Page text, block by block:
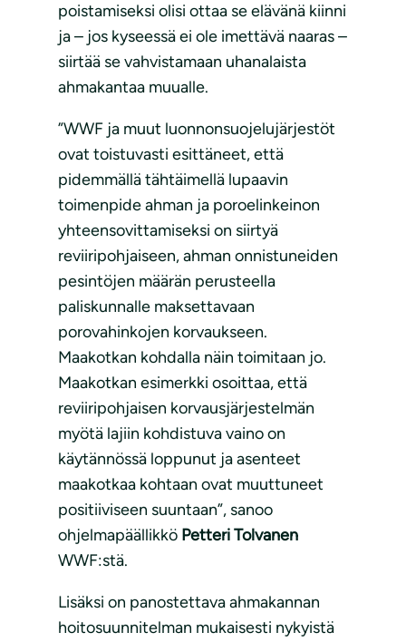
poistamiseksi olisi ottaa se elävänä kiinni
ja – jos kyseessä ei ole imettävä naaras –
siirtää se vahvistamaan uhanalaista
ahmakantaa muualle.
”WWF ja muut luonnonsuojelujärjestöt
ovat toistuvasti esittäneet, että
pidemmällä tähtäimellä lupaavin
toimenpide ahman ja poroelinkeinon
yhteensovittamiseksi on siirtyä
reviiripohjaiseen, ahman onnistuneiden
pesintöjen määrän perusteella
paliskunnalle maksettavaan
porovahinkojen korvaukseen.
Maakotkan kohdalla näin toimitaan jo.
Maakotkan esimerkki osoittaa, että
reviiripohjaisen korvausjärjestelmän
myötä lajiin kohdistuva vaino on
käytännössä loppunut ja asenteet
maakotkaa kohtaan ovat muuttuneet
positiiviseen suuntaan”, sanoo
ohjelmapäällikkö Petteri Tolvanen
WWF:stä.
Lisäksi on panostettava ahmakannan
hoitosuunnitelman mukaisesti nykyistä